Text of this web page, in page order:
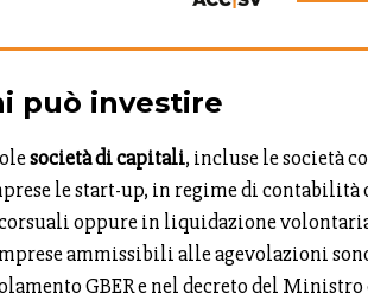
può investire
società di capitali, incluse le società
le start-up, in regime di contabilità
oppure in liquidazione
ammissibili alle agevolazioni
GBER e nel decreto del